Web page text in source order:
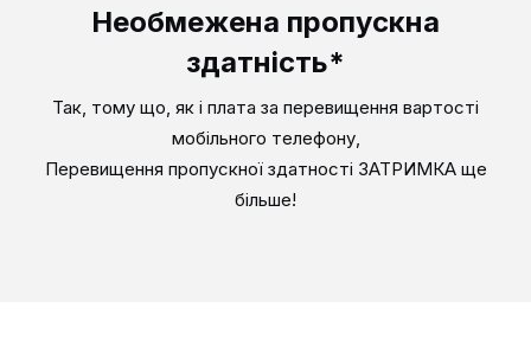
Необмежена пропускна
здатність*
Так, тому що, як і плата за перевищення вартості
мобільного телефону,
Перевищення пропускної здатності ЗАТРИМКА ще
більше!